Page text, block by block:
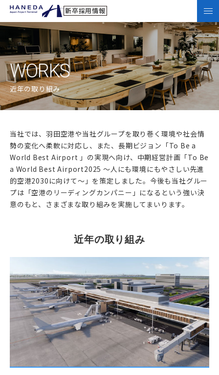
新卒採用情報
WORKS
近年の取り組み
当社では、羽田空港や当社グループを取り巻く環境や社会情
勢の変化へ柔軟に対応し、また、長期ビジョン「To Be a
World Best Airport 」の実現へ向け、中期経営計画「To Be
a World Best Airport2025 ～人にも環境にもやさしい先進
的空港2030に向けて～」を策定しました。今後も当社グルー
プは「空港のリーディングカンパニー」になるという強い決
意のもと、さまざまな取り組みを実施してまいります。
近年の取り組み